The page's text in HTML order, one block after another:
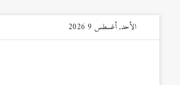
الأحد, أغسطس 9 2026